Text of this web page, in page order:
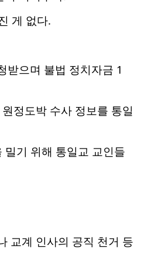
게 없다.
받으며 불법 정치자금 1
정도박 수사 정보를 통일
기 위해 통일교 교인들
교계 인사의 공직 천거 등